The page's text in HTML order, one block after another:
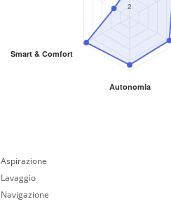
Aspirazione
Lavaggio
Navigazione